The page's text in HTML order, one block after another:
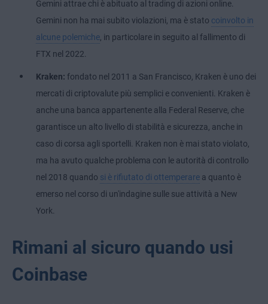
Gemini attrae chi è abituato al trading di azioni online.
Gemini non ha mai subito violazioni, ma è stato coinvolto in
alcune polemiche, in particolare in seguito al fallimento di
FTX nel 2022.
Kraken: fondato nel 2011 a San Francisco, Kraken è uno dei
mercati di criptovalute più semplici e convenienti. Kraken è
anche una banca appartenente alla Federal Reserve, che
garantisce un alto livello di stabilità e sicurezza, anche in
caso di corsa agli sportelli. Kraken non è mai stato violato,
ma ha avuto qualche problema con le autorità di controllo
nel 2018 quando si è rifiutato di ottemperare a quanto è
emerso nel corso di un'indagine sulle sue attività a New
York.
Rimani al sicuro quando usi
Coinbase